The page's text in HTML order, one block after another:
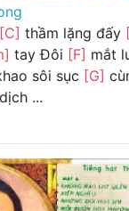
[C] thầm lặng đấy
tay Đôi [F] mắt
sôi sục [G]
dịch ...